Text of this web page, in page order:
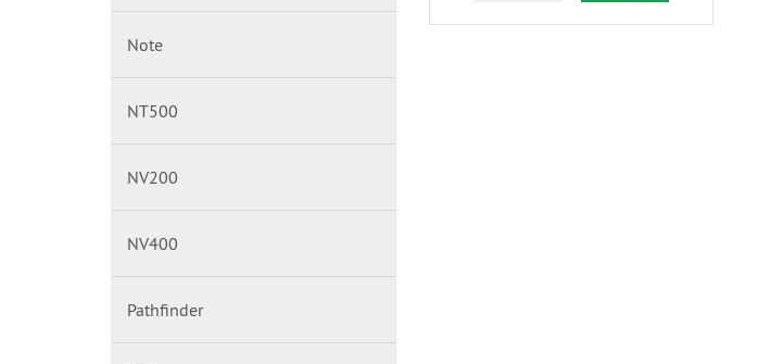
Note
NT500
NV200
NV400
Pathfinder